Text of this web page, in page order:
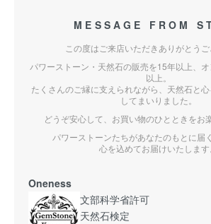
MESSAGE FROM
この度はご来店いただきありがとうご
パワーストーン・天然石の販売を15年以上、
以上。
たくさんのご縁に支えられながら、天然石と
してまいりました。
どうぞ安心して、お買い物のひとときをお
パワーストーンたちがあなたのもとに届
心を込めてお届けいたします
Oneness
文部科学省許可
天然石検定